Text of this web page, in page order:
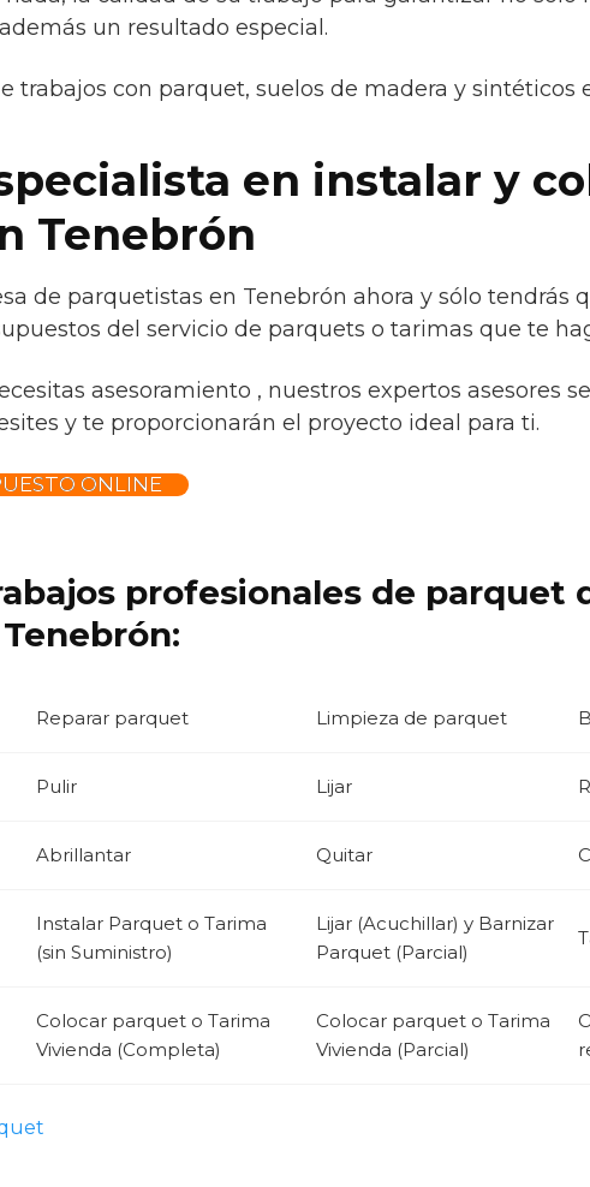
un resultado especial.
trabajos con parquet, suelos de madera y sintéticos
en instalar y
Tenebrón
de parquetistas en Tenebrón ahora y sólo tendrás
del servicio de parquets o tarimas que te
asesoramiento , nuestros expertos asesores
y te proporcionarán el proyecto ideal para ti.
ONLINE
profesionales de parquet
Reparar parquet Limpieza de parquet
Pulir Lijar
Abrillantar Quitar
Instalar Parquet o Tarima
(sin Suministro)
Lijar (Acuchillar) y Barnizar
Parquet (Parcial)
Colocar parquet o Tarima
Vivienda (Completa)
Colocar parquet o Tarima
Vivienda (Parcial)